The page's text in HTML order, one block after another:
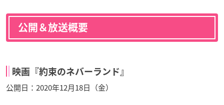
公開＆放送概要
映画『約束のネバーランド』
公開日：2020年12月18日（金）